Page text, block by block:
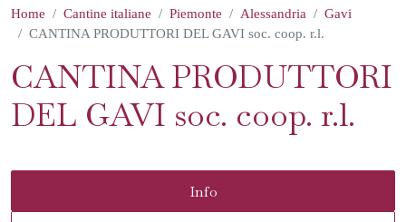
Home Cantine italiane Piemonte Alessandria
Gavi
CANTINA PRODUTTORI DEL GAVI soc. coop. r.l.
CANTINA PRODUTTORI
DEL GAVI soc. coop. r.l.
Info